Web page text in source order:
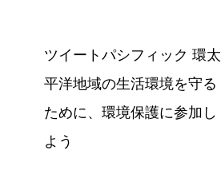
ツイートパシフィック 環太
平洋地域の生活環境を守る
ために、環境保護に参加し
よう